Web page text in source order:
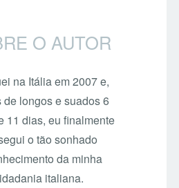
O AUTOR
na Itália em 2007 e,
de longos e suados 6
11 dias, eu finalmente
o tão sonhado
da minha
italiana.